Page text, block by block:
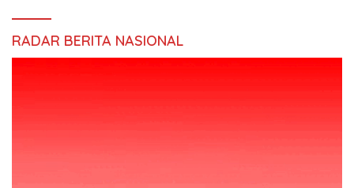
RADAR BERITA NASIONAL